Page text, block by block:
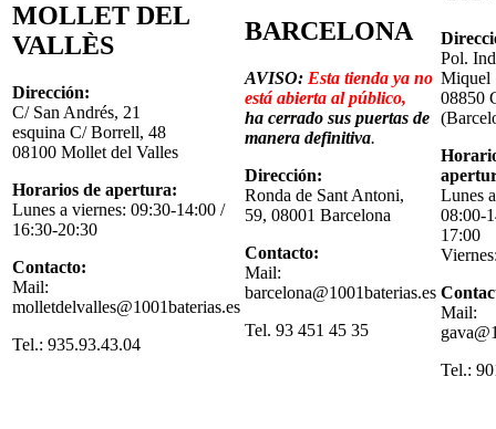
MOLLET DEL
VALLÈS
Dirección:
C/ San Andrés, 21
esquina C/ Borrell, 48
08100 Mollet del Valles
Horarios de apertura:
Lunes a viernes: 09:30-14:00 /
16:30-20:30
Contacto:
Mail:
molletdelvalles@1001baterias.es
Tel.: 935.93.43.04
BARCELONA
AVISO: Esta tienda ya no
está abierta al público,
ha cerrado sus puertas de
manera definitiva.
Dirección:
Ronda de Sant Antoni,
59, 08001 Barcelona
Contacto:
Mail:
barcelona@1001baterias.es
Tel. 93 451 45 35
Pol.
Miquel
08850
Lunes
08:00-
17:00
Mail:
Tel.: